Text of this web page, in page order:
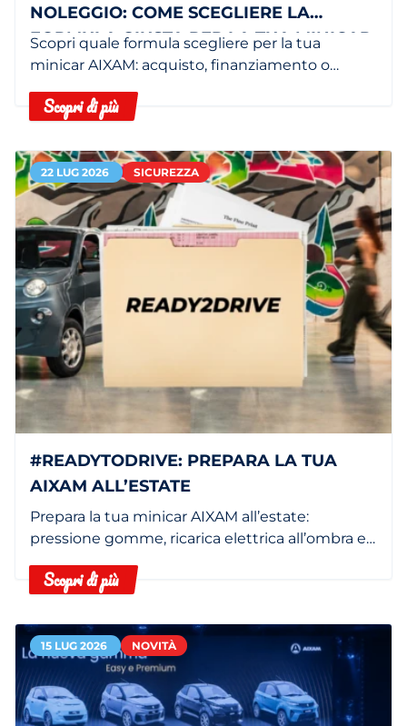
NOLEGGIO: COME SCEGLIERE LA
FORMULA GIUSTA PER LA TUA MINICAR
Scopri quale formula scegliere per la tua
minicar AIXAM: acquisto, finanziamento o
Scopri di più
22 LUG 2026 SICUREZZA
#READYTODRIVE: PREPARA LA TUA
AIXAM ALL’ESTATE
Prepara la tua minicar AIXAM all’estate:
pressione gomme, ricarica elettrica all’ombra e
Scopri di più
15 LUG 2026 NOVITÀ